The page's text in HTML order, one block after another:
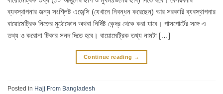
ব্যবস্থাপনার জন্য সংশ্লিষ্ট এজেন্সি (যেখানে নিবন্ধন করেছেন) আর সরকারি ব্যবস্থাপনার
বায়োমেট্রিক নিজের মুঠোফোন অথবা নির্দিষ্ট কেন্দ্র থেকে করা যাবে। পাসপোর্টের সঙ্গে এ
তথ্য ও করোনা টিকার সনদ দিতে হবে। বায়োমেট্রিক তথ্য নামটা […]
Continue reading →
Posted in Hajj From Bangladesh